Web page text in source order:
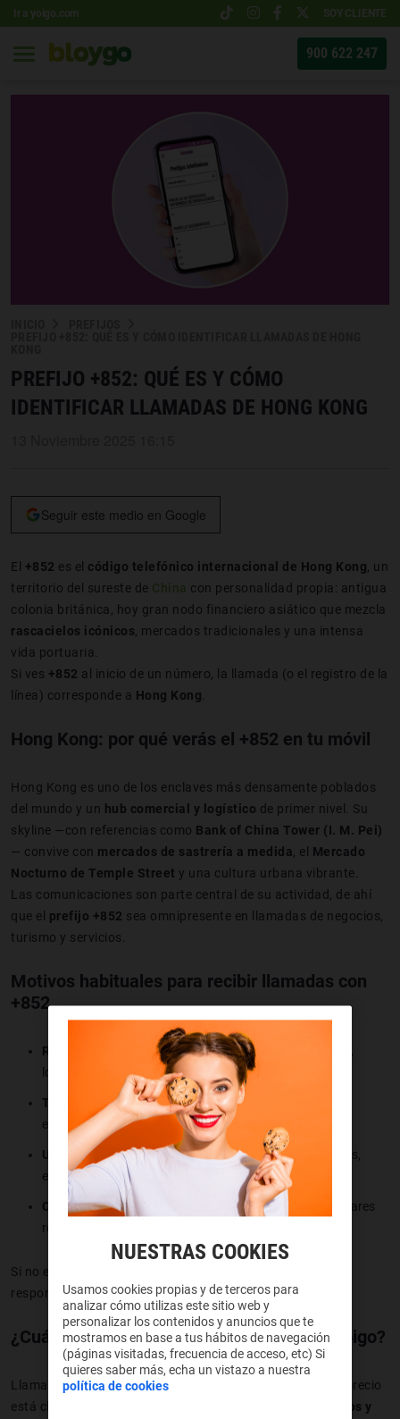
Ir a yoigo.com SOY CLIENTE
900 622 247
PREFIJO +852: QUÉ ES Y CÓMO
IDENTIFICAR LLAMADAS DE HONG KONG
Seguir este medio en Google
El +852 es el código telefónico internacional de Hong Kong, un
territorio del sureste de China con personalidad propia: antigua
colonia británica, hoy gran nodo financiero asiático que mezcla
rascacielos icónicos, mercados tradicionales y una intensa
vida portuaria.
Si ves +852 al inicio de un número, la llamada (o el registro de la
línea) corresponde a Hong Kong.
Hong Kong: por qué verás el +852 en tu móvil
Hong Kong es uno de los enclaves más densamente poblados
del mundo y un hub comercial y logístico de primer nivel. Su
skyline —con referencias como Bank of China Tower (I. M. Pei)
— convive con mercados de sastrería a medida, el Mercado
Nocturno de Temple Street y una cultura urbana vibrante.
Las comunicaciones son parte central de su actividad, de ahí
que el prefijo +852 sea omnipresente en llamadas de negocios,
turismo y servicios.
Motivos habituales para recibir llamadas con
+852
Relaciones comerciales: bancos, fintech, import/export,
logística, verificación de datos.
Turismo y ocio: confirmaciones de hotel, reservas,
excursiones.
Universidades y escuelas de negocio: admisiones, becas,
entrevistas.
Contactos personales
: expatriados, estudiantes o familiares
residentes allí.
Si no esperabas la llamada, verifica la identidad antes de
responder o devolverla.
¿Cuánto cuesta llamar a Hong Kong con Yoigo?
Llamar aHong Kongdesde tu línea Yoigo es sencillo y el precio
está claro desde el principio:
las llamadas a teléfonos fijos y
NUESTRAS COOKIES
Usamos cookies propias y de terceros para
analizar cómo utilizas este sitio web y
personalizar los contenidos y anuncios que te
mostramos en base a tus hábitos de navegación
(páginas visitadas, frecuencia de acceso, etc) Si
quieres saber más, echa un vistazo a nuestra
política de cookies